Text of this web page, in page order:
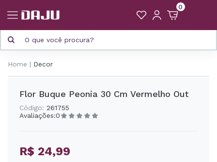
0
Home Decor
Flor Buque Peonia 30 Cm Vermelho Out
Código: 261755
Avaliações:0
R$ 24,99